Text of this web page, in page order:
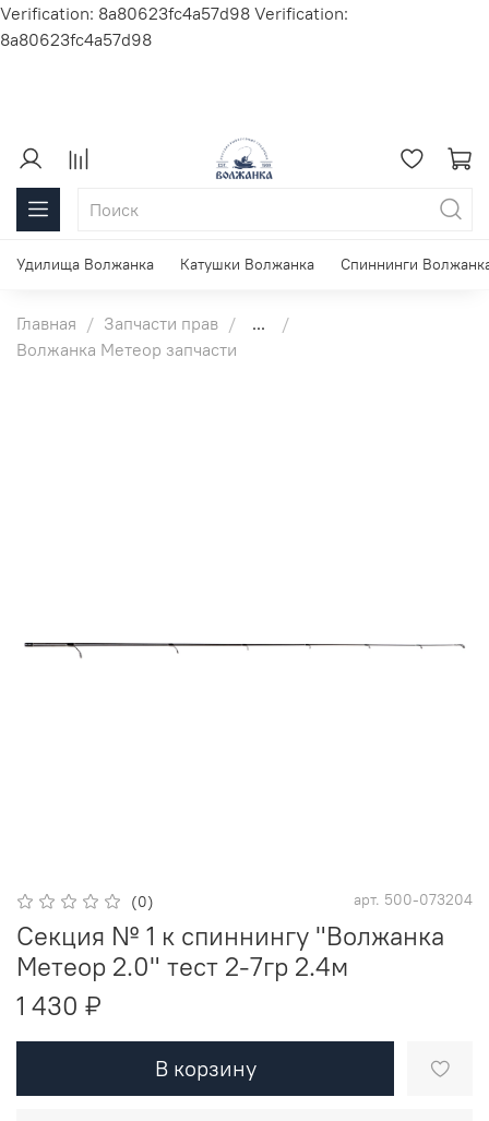
Verification: 8a80623fc4a57d98 Verification:
8a80623fc4a57d98
Удилища Волжанка Катушки Волжанка Спиннинги
Главная Запчасти прав
...
Волжанка Метеор запчасти
(0) арт. 500-073204
Секция № 1 к спиннингу "Волжанка
Метеор 2.0" тест 2-7гр 2.4м
1 430 ₽
В корзину